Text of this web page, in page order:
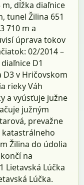
m, dĺžka diaľnice
tunel Žilina 651
710 m a
úprava tokov
02/2014 –
diaľnice D1
D3 v Hričovskom
rieky Váh
a vyúsťuje južne
južným
prevažne
Žilina do údolia
na
Lietavská Lúčka
Lúčka.